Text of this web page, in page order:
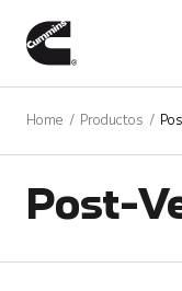
Home Productos
Post-